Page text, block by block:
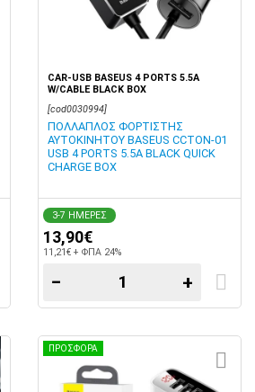
CAR-USB BASEUS 4 PORTS 5.5A
W/CABLE BLACK BOX
[cod0030994]
ΠΟΛΛΑΠΛΟΣ ΦΟΡΤΙΣΤΗΣ
ΑΥΤΟΚΙΝΗΤΟΥ BASEUS CCTON-01
USB 4 PORTS 5.5A BLACK QUICK
CHARGE BOX
3-7 ΗΜΕΡΕΣ
13,90€
11,21€ + ΦΠΑ 24%
− +
ΠΡΟΣΦΟΡΑ